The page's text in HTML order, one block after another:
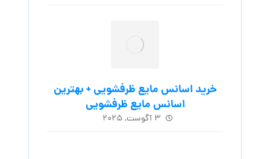
خرید اسانس مایع ظرفشویی + بهترین
اسانس مایع ظرفشویی
۳ آگوست, ۲۰۲۵